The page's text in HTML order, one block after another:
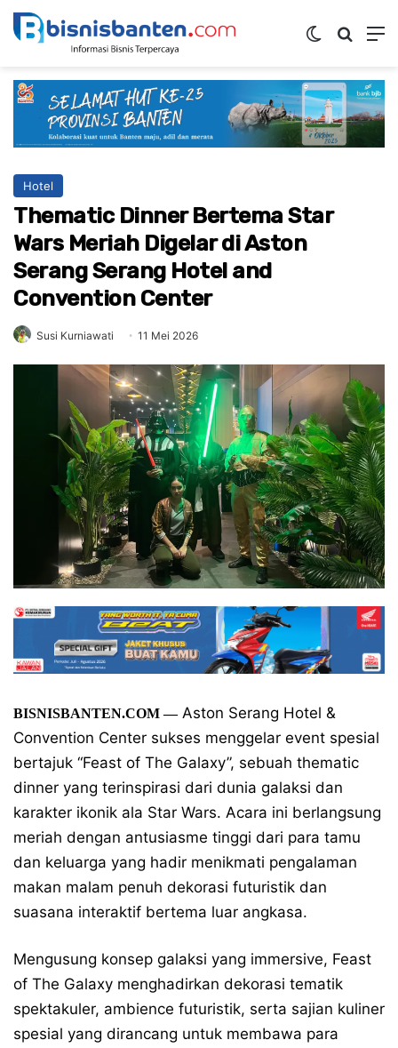
Switch skin
Hotel
Thematic Dinner Bertema Star
Wars Meriah Digelar di Aston
Serang Serang Hotel and
Convention Center
Susi Kurniawati 11 Mei 2026
BISNISBANTEN.COM—Aston Serang Hotel &
Convention Center sukses menggelar event spesial
bertajuk “Feast of The Galaxy”, sebuah thematic
dinner yang terinspirasi dari dunia galaksi dan
karakter ikonik ala Star Wars. Acara ini berlangsung
meriah dengan antusiasme tinggi dari para tamu
dan keluarga yang hadir menikmati pengalaman
makan malam penuh dekorasi futuristik dan
suasana interaktif bertema luar angkasa.
Mengusung konsep galaksi yang immersive, Feast
of The Galaxy menghadirkan dekorasi tematik
spektakuler, ambience futuristik, serta sajian kuliner
spesial yang dirancang untuk membawa para